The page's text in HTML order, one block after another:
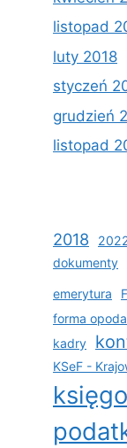
listopad
luty 2018
styczeń
grudzień
listopad
2018
dokumenty
emerytura
forma
kadry
KSeF -